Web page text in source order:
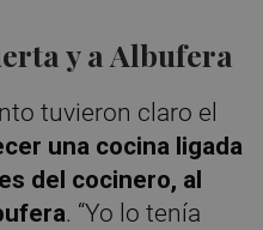
y a Albufera
tuvieron claro el
una cocina ligada
del cocinero, al
. “Yo lo tenía